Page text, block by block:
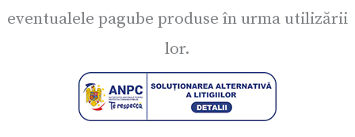
eventualele pagube produse în urma utilizării
lor.